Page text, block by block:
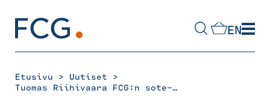
content
EN
Etusivu > Uutiset >
Tuomas Riihivaara FCG:n sote-konsultoinnin johtavaksi asiantuntijaksi